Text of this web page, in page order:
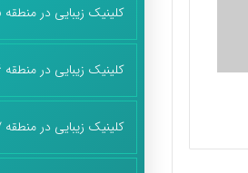
کلینیک زیبایی در منطقه 5
کلینیک زیبایی در منطقه 6
کلینیک زیبایی در منطقه 7